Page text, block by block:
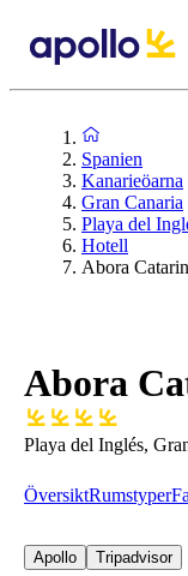
Spanien
Kanarieöarna
Gran Canaria
Playa del
Hotell
Abora
Abora
Playa del Inglés,
ÖversiktRumstyper
Apollo Tripadvisor